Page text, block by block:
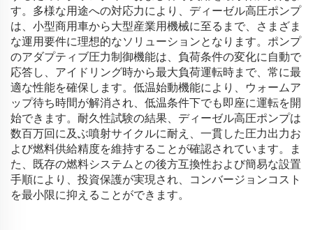
す。多様な用途への対応力により、ディーゼル高圧ポンプ
は、小型商用車から大型産業用機械に至るまで、さまざま
な運用要件に理想的なソリューションとなります。ポンプ
のアダプティブ圧力制御機能は、負荷条件の変化に自動で
応答し、アイドリング時から最大負荷運転時まで、常に最
適な性能を確保します。低温始動機能により、ウォームア
ップ待ち時間が解消され、低温条件下でも即座に運転を開
始できます。耐久性試験の結果、ディーゼル高圧ポンプは
数百万回に及ぶ噴射サイクルに耐え、一貫した圧力出力お
よび燃料供給精度を維持することが確認されています。ま
た、既存の燃料システムとの後方互換性および簡易な設置
手順により、投資保護が実現され、コンバージョンコスト
を最小限に抑えることができます。